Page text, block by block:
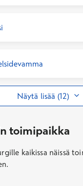
Näytä lisää (12)
toimipaikka
kaikissa näissä